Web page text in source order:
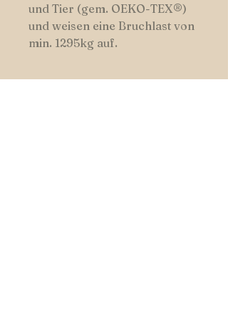
und Tier (gem. OEKO-TEX®)
und weisen eine Bruchlast von
min. 1295kg auf.